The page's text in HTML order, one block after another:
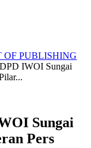
OF PUBLISHING
IWOI Sungai
Sungai
Pers